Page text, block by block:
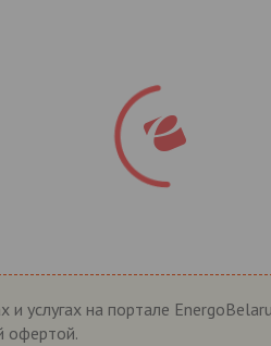
услугах на портале
офертой.